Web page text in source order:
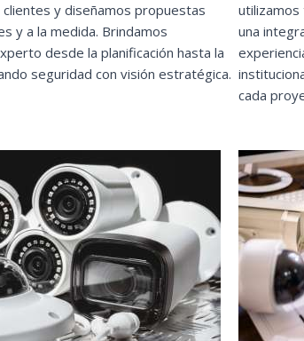
y diseñamos propuestas
y a la medida. Brindamos
desde la planificación hasta la
seguridad con visión estratégica.
utilizamos
una
cada